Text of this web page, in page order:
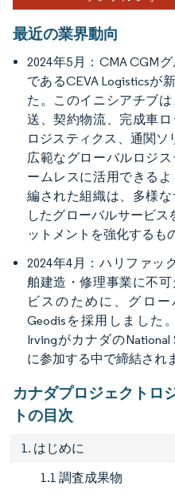
最近の業界動向
2024年5月：CMA CGM
であるCEVA Logisticsが
た。このイニシアチブ
送、契約物流、完成車
ロジスティクス、通関ソ
広範なグローバルロジ
ームレスに活用できる
編された組織は、多様
したグローバルサービス
ットメントを強化するも
2024年4月：ハリファッ
舶建造・修理事業に不
ビスのために、グロ
Geodisを採用しました
IrvingがカナダのNational
に参加する中で締結され
カナダプロジェクトロ
トの目次
1. はじめに
1.1 調査成果物